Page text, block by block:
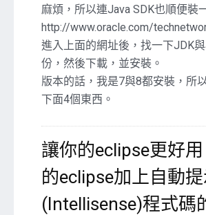
一
發
環
境
設
定，
安
中
麻煩，所以連Java SDK也順便裝
http://www.oracle.com/
進入上面的網址後，找一下JDK
份，然後下載，並安裝。
版本的話，我是7與8都安裝，所
下面4個東西。
讓你的eclipse更好
的eclipse加上自動
(Intellisense)程式碼